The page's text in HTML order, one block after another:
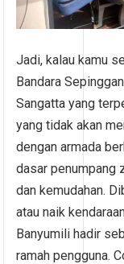
Jadi, kalau kamu
Bandara
Sangatta yang
yang tidak akan
dengan armada
dasar penumpang
dan kemudahan.
atau naik
Banyumili hadir
ramah pengguna.